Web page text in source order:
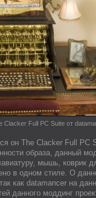
Full PC Suite от
он The Clacker Full PC
образа, данный
мышь, коврик
в одном стиле. О
как datamancer на
данного моддинг